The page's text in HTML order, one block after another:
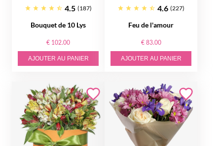
4.5 (187)
Bouquet de 10 Lys
€ 102.00
AJOUTER AU PANIER
4.6 (227)
Feu de l'amour
€ 83.00
AJOUTER AU PANIER